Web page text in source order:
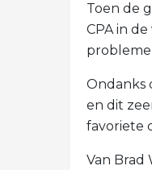
Toen de
CPA in
Ondanks
en dit
favoriete
Van Brad